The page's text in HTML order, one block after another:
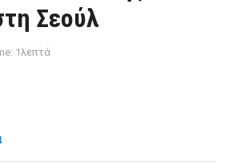
Σεούλ
1λεπτά